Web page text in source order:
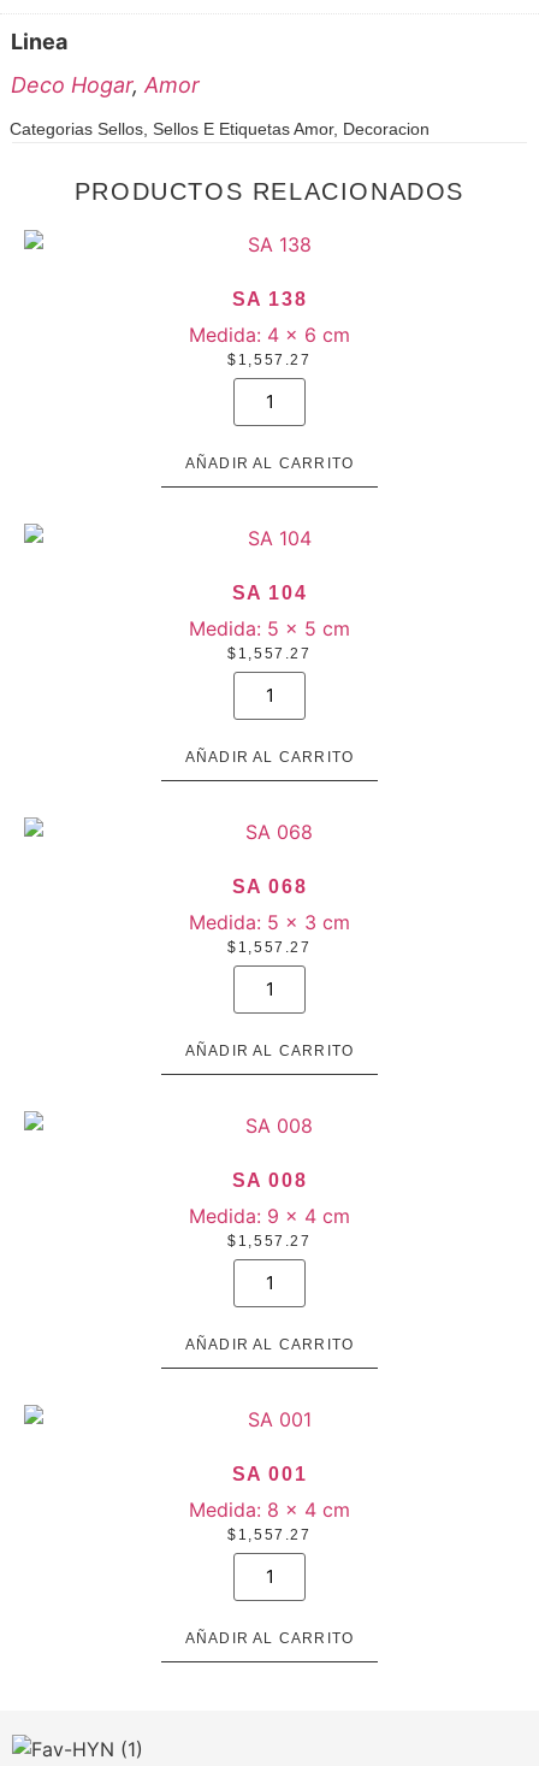
Linea
Deco Hogar, Amor
Categorias Sellos Sellos E EtiquetasAmor, Decoracion
PRODUCTOS RELACIONADOS
SA 138
Medida: 4 × 6 cm
$ 1,557.27
SA
cantidad
AÑADIR AL CARRITO
SA 104
Medida: 5 × 5 cm
$ 1,557.27
SA
cantidad
AÑADIR AL CARRITO
SA 068
Medida: 5 × 3 cm
$ 1,557.27
SA
068
cantidad
AÑADIR AL CARRITO
SA 008
Medida: 9 × 4 cm
$ 1,557.27
SA
008
cantidad
AÑADIR AL CARRITO
SA 001
Medida: 8 × 4 cm
$ 1,557.27
SA
cantidad
AÑADIR AL CARRITO